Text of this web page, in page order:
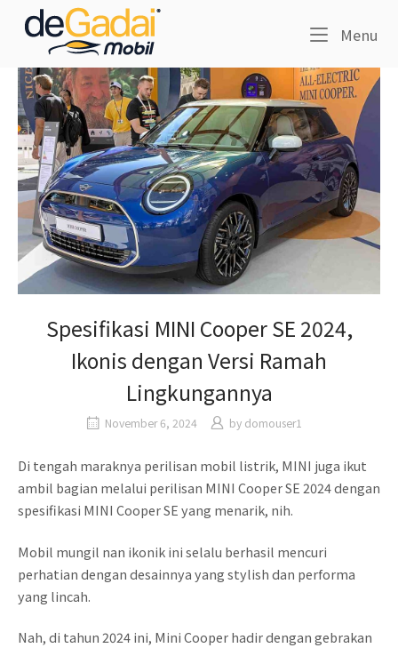
content
Home
Menu
Spesifikasi MINI Cooper SE 2024,
Ikonis dengan Versi Ramah
Lingkungannya
November 6, 2024 by domouser1
Di tengah maraknya perilisan mobil listrik, MINI juga ikut
ambil bagian melalui perilisan MINI Cooper SE 2024 dengan
spesifikasi MINI Cooper SE yang menarik, nih.
Mobil mungil nan ikonik ini selalu berhasil mencuri
perhatian dengan desainnya yang stylish dan performa
yang lincah.
Nah, di tahun 2024 ini, Mini Cooper hadir dengan gebrakan